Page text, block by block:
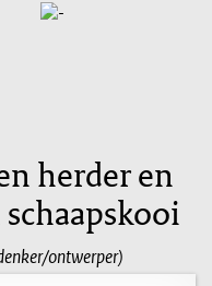
herder en
ontwerper)